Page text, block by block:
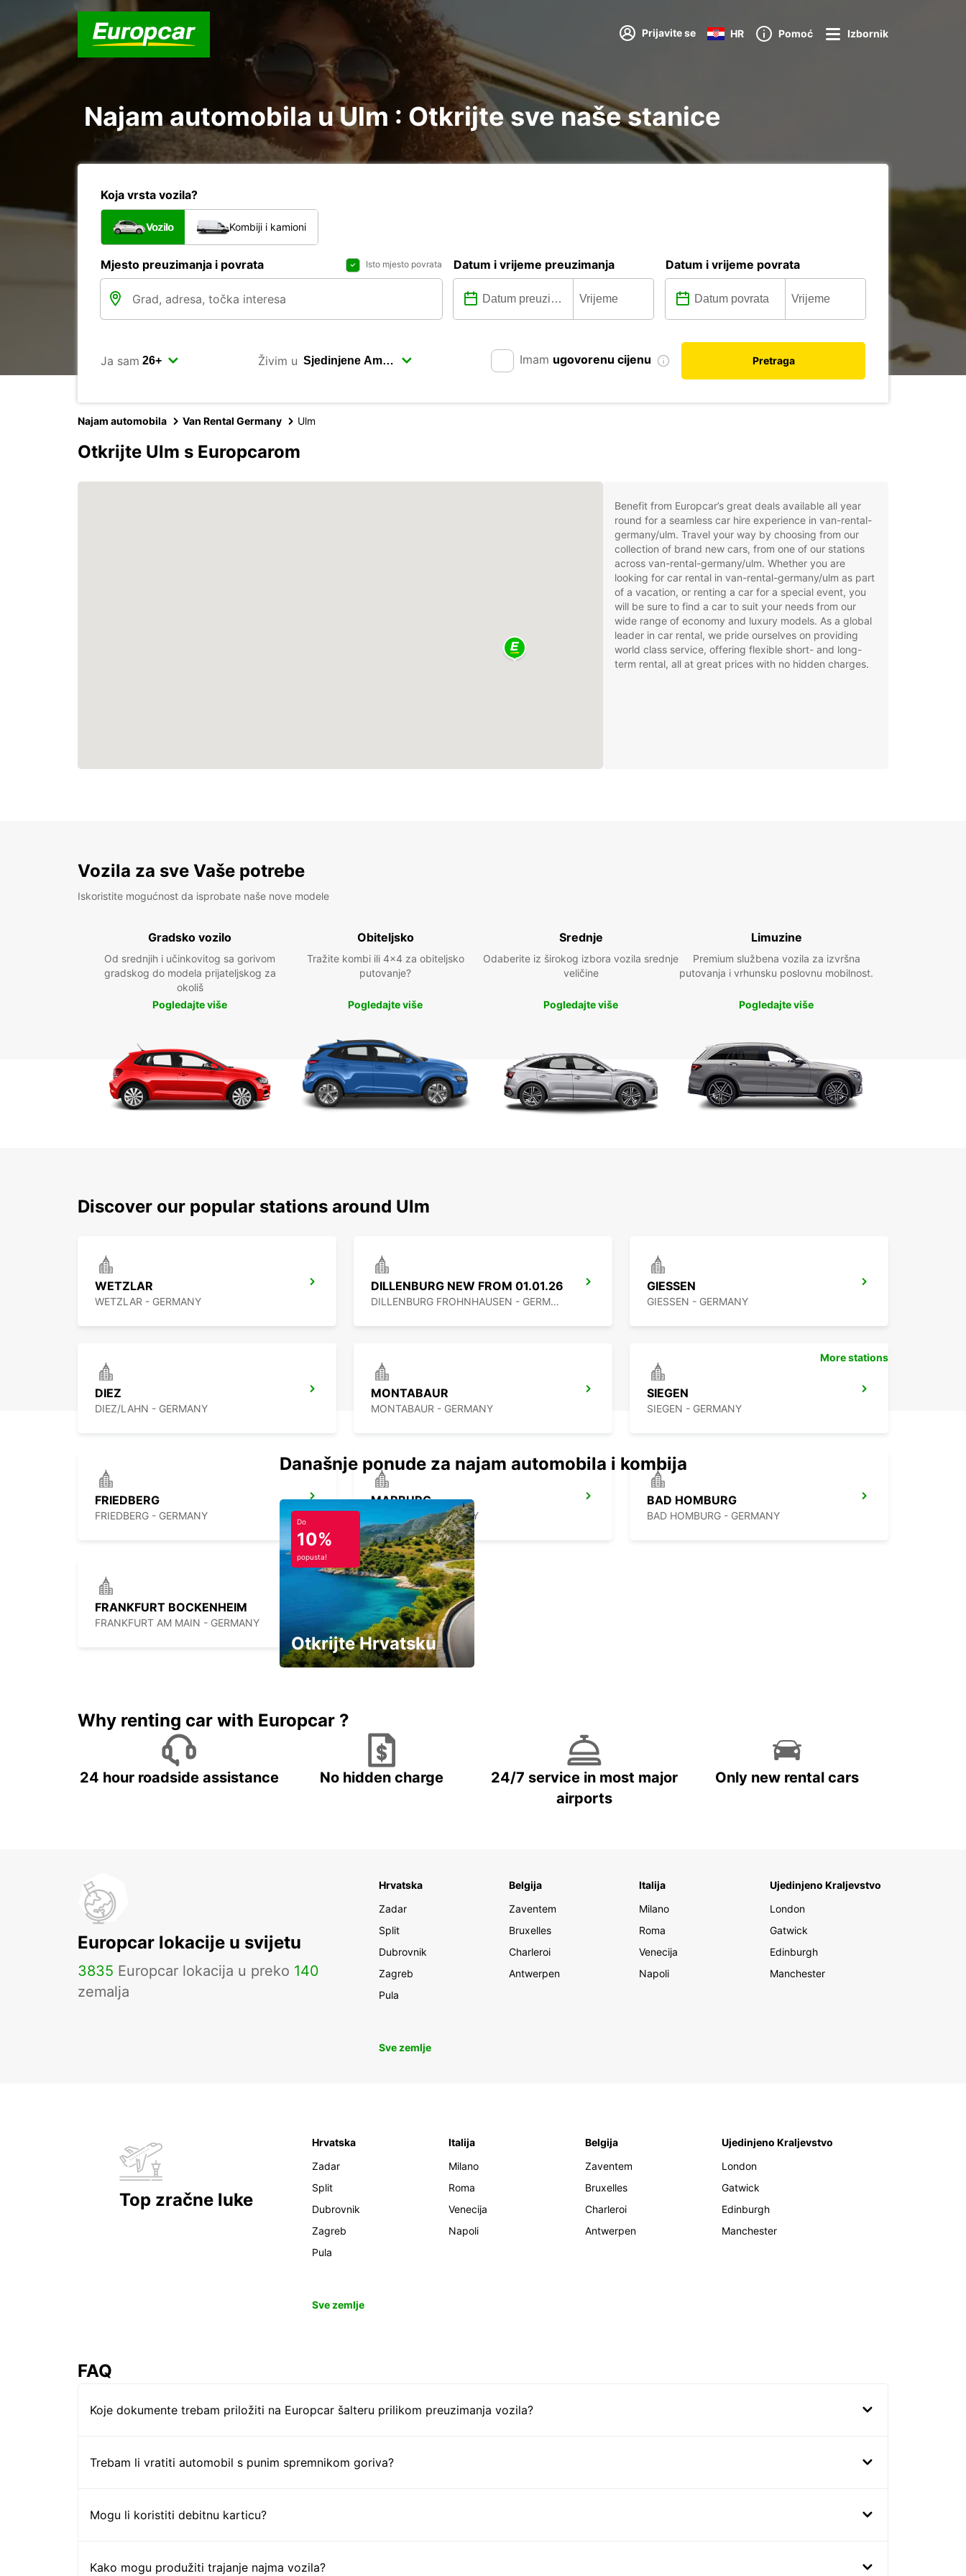
Prijavite se HR Pomoć Izbornik
Najam automobila u Ulm : Otkrijte sve naše stanice
Koja vrsta vozila?
Vozilo Kombiji i kamioni
Mjesto preuzimanja i povrata Isto mjesto povrata Datum i vrijeme preuzimanja Datum i vrijeme povrata
Ja sam Živim u Imam ugovorenu cijenu Pretraga
Najam automobila Van Rental Germany Ulm
Otkrijte Ulm s Europcarom
Benefit from Europcar’s great deals available all year
round for a seamless car hire experience in van-rental-
germany/ulm. Travel your way by choosing from our
collection of brand new cars, from one of our stations
across van-rental-germany/ulm. Whether you are
looking for car rental in van-rental-germany/ulm as part
of a vacation, or renting a car for a special event, you
will be sure to find a car to suit your needs from our
wide range of economy and luxury models. As a global
leader in car rental, we pride ourselves on providing
world class service, offering flexible short- and long-
term rental, all at great prices with no hidden charges.
Vozila za sve Vaše potrebe
Iskoristite mogućnost da isprobate naše nove modele
Gradsko vozilo
Od srednjih i učinkovitog sa gorivom
gradskog do modela prijateljskog za
okoliš
Pogledajte više
Obiteljsko
Tražite kombi ili 4x4 za obiteljsko
putovanje?
Pogledajte više
Srednje
Odaberite iz širokog izbora vozila srednje
veličine
Pogledajte više
Limuzine
Premium službena vozila za izvršna
putovanja i vrhunsku poslovnu mobilnost.
Pogledajte više
Discover our popular stations around Ulm
WETZLAR
WETZLAR - GERMANY
DILLENBURG NEW FROM 01.01.26
DILLENBURG FROHNHAUSEN - GERMANY
GIESSEN
GIESSEN - GERMANY
DIEZ
DIEZ/LAHN - GERMANY
MONTABAUR
MONTABAUR - GERMANY
SIEGEN
SIEGEN - GERMANY
FRIEDBERG
FRIEDBERG - GERMANY
MARBURG
MARBURG - GERMANY
BAD HOMBURG
BAD HOMBURG - GERMANY
FRANKFURT BOCKENHEIM
FRANKFURT AM MAIN - GERMANY
More stations
Današnje ponude za najam automobila i kombija
Do
10%
popusta!
Otkrijte Hrvatsku
Why renting car with Europcar ?
24 hour roadside assistance No hidden charge
24/7 service in most major
airports
Only new rental cars
Europcar lokacije u svijetu
3835 Europcar lokacija u preko 140
zemalja
Hrvatska
Zadar
Split
Dubrovnik
Zagreb
Pula
Belgija
Zaventem
Bruxelles
Charleroi
Antwerpen
Italija
Milano
Roma
Venecija
Napoli
Ujedinjeno Kraljevstvo
London
Gatwick
Edinburgh
Manchester
Sve zemlje
Top zračne luke
Hrvatska
Zadar
Split
Dubrovnik
Zagreb
Pula
Italija
Milano
Roma
Venecija
Napoli
Belgija
Zaventem
Bruxelles
Charleroi
Antwerpen
Ujedinjeno Kraljevstvo
London
Gatwick
Edinburgh
Manchester
Sve zemlje
FAQ
Koje dokumente trebam priložiti na Europcar šalteru prilikom preuzimanja vozila?
Trebam li vratiti automobil s punim spremnikom goriva?
Mogu li koristiti debitnu karticu?
Kako mogu produžiti trajanje najma vozila?